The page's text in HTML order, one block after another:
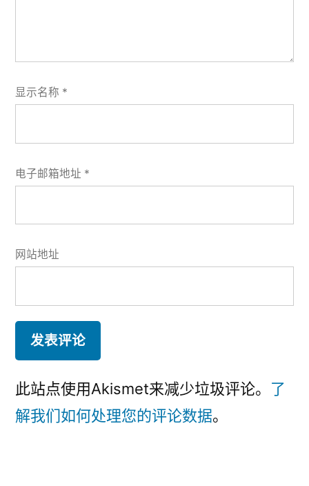
显示名称 *
电子邮箱地址 *
网站地址
此站点使用Akismet来减少垃圾评论。 了
解我们如何处理您的评论数据。